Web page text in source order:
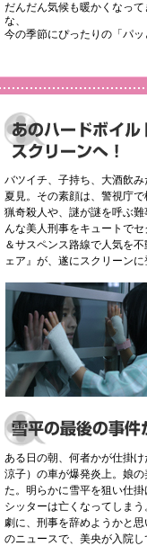
だんだん気候も暖かくなっ
な、
今の季節にぴったりの「パ
バツイチ、子持ち、大酒飲
夏見。その素顔は、警視庁
猟奇殺人や、謎が謎を呼ぶ
んな美人刑事をキュートで
＆サスペンス路線で人気を
ェア』が、遂にスクリーン
ある日の朝、何者かが仕掛
涼子）の車が爆発炎上。娘
た。明らかに雪平を狙い仕
シッターは亡くなってしま
劇に、刑事を辞めようかと
のニュースで、美央が入院